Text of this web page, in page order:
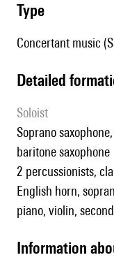
type
Concertant music
detailed
Soloist
soprano saxophone, alto saxophone, tenor saxophone,
baritone saxophone
2 percussionists,
English horn,
piano, violin,
information